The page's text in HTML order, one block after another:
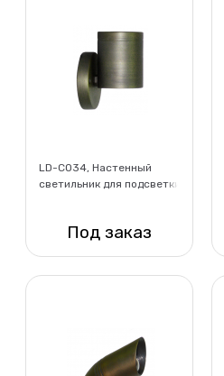
LD-CO34, Настенный
светильник для подсветки
Под заказ
Нет в наличии